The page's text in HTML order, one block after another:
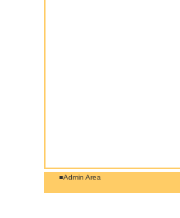
■Admin Area